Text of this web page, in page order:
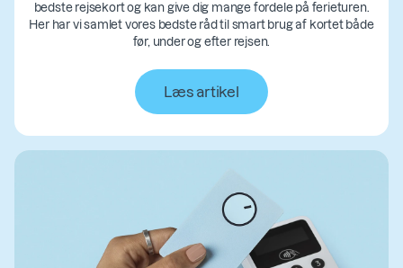
bedste rejsekort og kan give dig mange fordele på ferieturen.
Her har vi samlet vores bedste råd til smart brug af kortet både
før, under og efter rejsen.
Læs artikel